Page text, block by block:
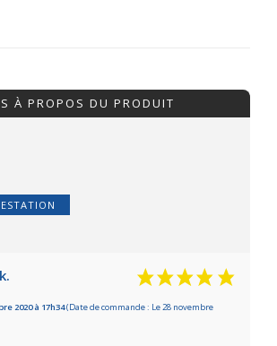
À PROPOS DU PRODUIT
/10
avis
2020 à 17h34(Date de commande : Le 28 novembre